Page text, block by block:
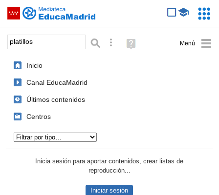
Saltar navegación
Palabra o frase: Búsqueda avanzada
Ayuda
(en
Inicio
Canal EducaMadrid
Últimos contenidos
Centros
Inicia sesión para aportar contenidos, crear listas de
reproducción...
Iniciar sesión